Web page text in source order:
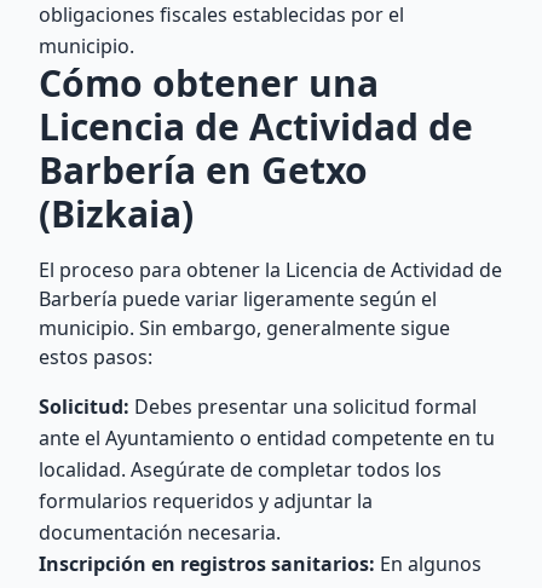
obligaciones fiscales establecidas por el
municipio.
Cómo obtener una
Licencia de Actividad de
Barbería en Getxo
(Bizkaia)
El proceso para obtener la Licencia de Actividad de
Barbería puede variar ligeramente según el
municipio. Sin embargo, generalmente sigue
estos pasos:
Solicitud: Debes presentar una solicitud formal
ante el Ayuntamiento o entidad competente en tu
localidad. Asegúrate de completar todos los
formularios requeridos y adjuntar la
documentación necesaria.
Inscripción en registros sanitarios: En algunos